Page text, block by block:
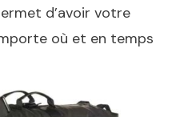
d’avoir votre
où et en temps